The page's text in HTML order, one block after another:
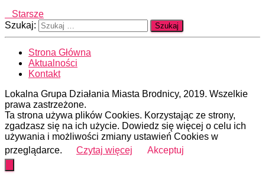
Starsze
Szukaj:
Strona Główna
Aktualności
Kontakt
Lokalna Grupa Działania Miasta Brodnicy, 2019. Wszelkie
prawa zastrzeżone.
Ta strona używa plików Cookies. Korzystając ze strony,
zgadzasz się na ich użycie. Dowiedz się więcej o celu ich
używania i możliwości zmiany ustawień Cookies w
przeglądarce.
Czytaj więcej Akceptuj